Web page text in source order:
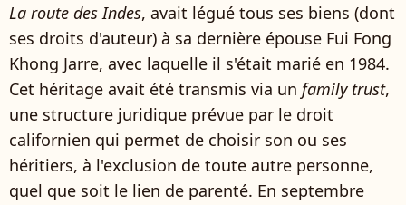
La route des Indes, avait légué tous ses biens (dont
ses droits d'auteur) à sa dernière épouse Fui Fong
Khong Jarre, avec laquelle il s'était marié en 1984.
Cet héritage avait été transmis via un family trust,
une structure juridique prévue par le droit
californien qui permet de choisir son ou ses
héritiers, à l'exclusion de toute autre personne,
quel que soit le lien de parenté. En septembre